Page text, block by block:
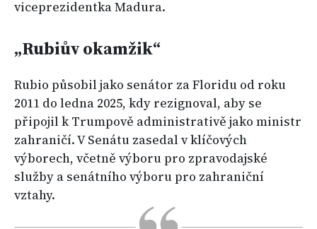
viceprezidentka Madura.
„Rubiův okamžik“
Rubio působil jako senátor za Floridu od roku
2011 do ledna 2025, kdy rezignoval, aby se
připojil k Trumpově administrativě jako ministr
zahraničí. V Senátu zasedal v klíčových
výborech, včetně výboru pro zpravodajské
služby a senátního výboru pro zahraniční
vztahy.